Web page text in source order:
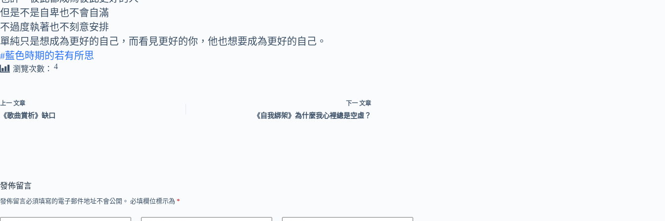
但是不是自卑也不會自滿
不過度執著也不刻意安排
單純只是想成為更好的自己，而看見更好的你，他也想要成為更好的自己。
#藍色時期的若有所思
瀏覽次數： 4
上一 文章
《歌曲賞析》缺口
下一 文章
《自我綁架》為什麼我心裡總是空虛？
發佈留言
發佈留言必須填寫的電子郵件地址不會公開。 必填欄位標示為 *